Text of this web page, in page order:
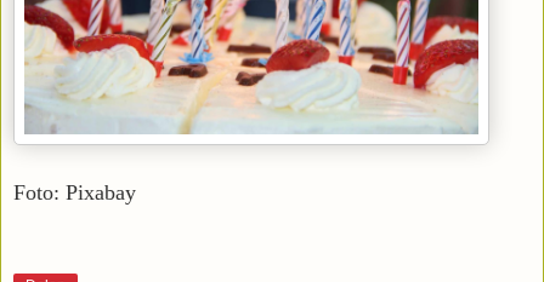
Foto: Pixabay